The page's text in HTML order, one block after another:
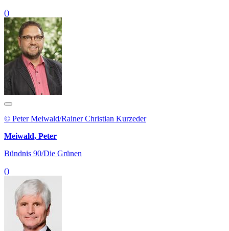
()
© Peter Meiwald/Rainer Christian Kurzeder
Meiwald, Peter
Bündnis 90/Die Grünen
()